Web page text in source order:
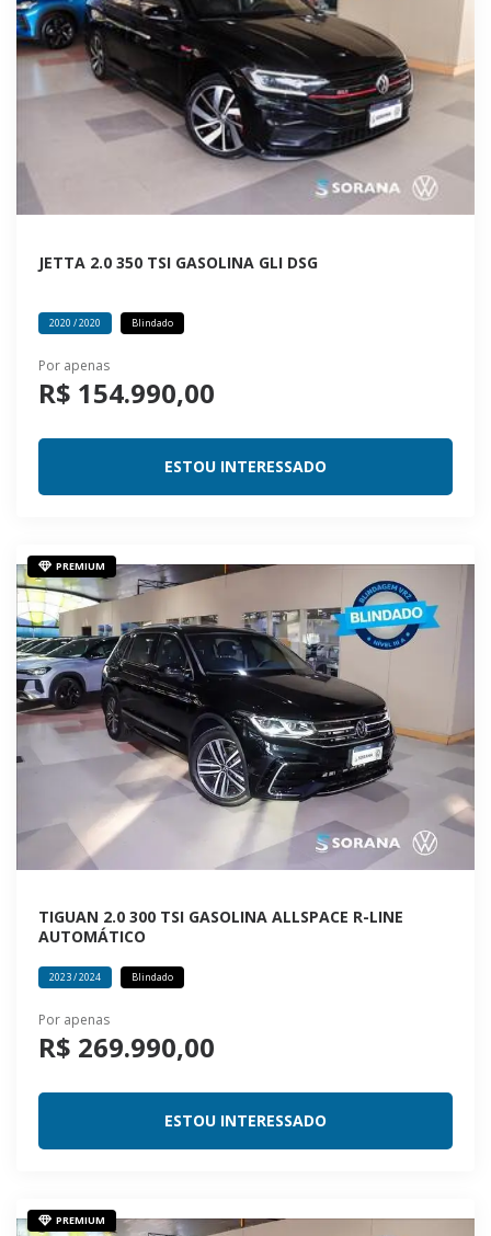
JETTA 2.0 350 TSI GASOLINA GLI DSG
2020 / 2020 Blindado
Por apenas
R$ 154.990,00
ESTOU INTERESSADO
PREMIUM
TIGUAN 2.0 300 TSI GASOLINA ALLSPACE R-LINE
AUTOMÁTICO
2023 / 2024 Blindado
Por apenas
R$ 269.990,00
ESTOU INTERESSADO
PREMIUM